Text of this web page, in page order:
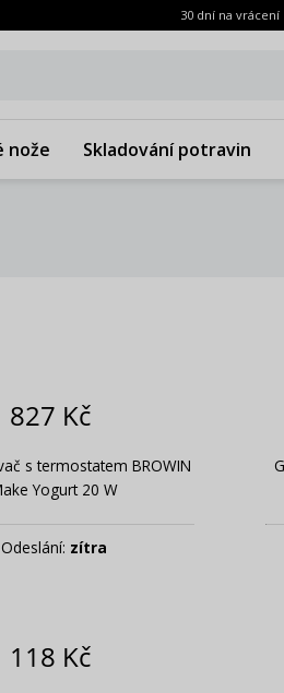
30 dní na vrácení
nože Skladování potravin
827 Kč
s termostatem BROWIN
Yogurt 20 W
Odeslání: zítra
118 Kč